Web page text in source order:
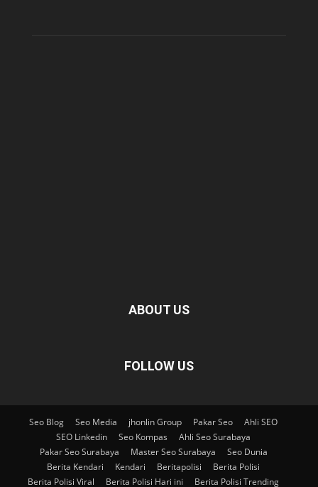
ABOUT US
FOLLOW US
Seo Blog Seo Media jhonlin Group Pakar Seo
Ahli SEO
SEO Linkedin
Seo Kompas
Ahli Seo Surabaya
Pakar Seo Surabaya
Master Seo Surabaya
Seo Dunia
Berita Kendari
Kendari Beritapolisi
Berita Polisi
Berita Polisi Viral
Berita Polisi Hari ini Berita Polisi Trending